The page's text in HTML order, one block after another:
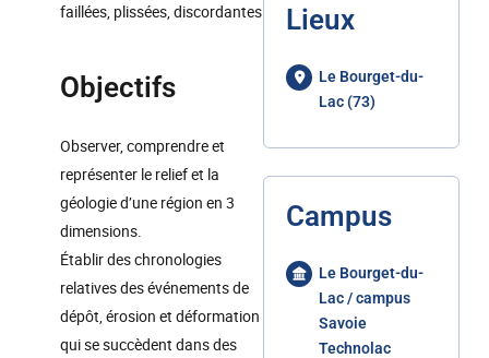
faillées, plissées, discordantes
Objectifs
Observer, comprendre et
représenter le relief et la
géologie d’une région en 3
dimensions.
Établir des chronologies
relatives des événements de
dépôt, érosion et déformation
qui se succèdent dans des
Lieux
Le Bourget-du-
Lac (73)
Campus
Le Bourget-du-
Lac / campus
Savoie
Technolac